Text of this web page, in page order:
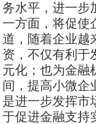
务水平，进一步
一方面，将促使
道，随着企业越
资，不仅有利于
元化；也为金融
间，提高小微企
是进一步发挥市
于促进金融支持